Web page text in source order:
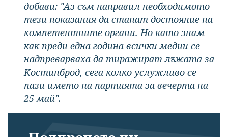
добави: "Аз съм направил необходимото
тези показания да станат достояние на
компетентните органи. Но като знам
как преди една година всички медии се
надпреварваха да тиражират лъжата за
Костинброд, сега колко услужливо се
пази името на партията за вечерта на
25 май".